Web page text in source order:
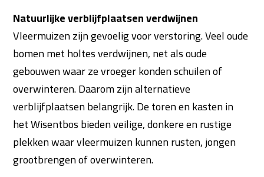
Natuurlijke verblijfplaatsen verdwijnen
Vleermuizen zijn gevoelig voor verstoring. Veel oude
bomen met holtes verdwijnen, net als oude
gebouwen waar ze vroeger konden schuilen of
overwinteren. Daarom zijn alternatieve
verblijfplaatsen belangrijk. De toren en kasten in
het Wisentbos bieden veilige, donkere en rustige
plekken waar vleermuizen kunnen rusten, jongen
grootbrengen of overwinteren.